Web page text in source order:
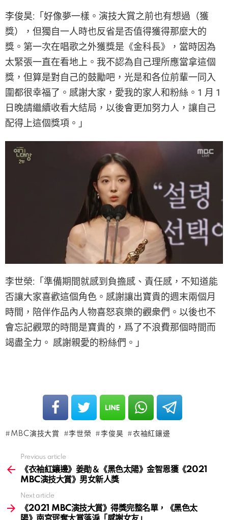
李俊昊:「好像夢一樣。演技大賞之前也有想過（獲
獎），但獨自一人時也反省是否值得獲得那麼大的
獎。第一次在唱歌之外獲獎是《金科長》，當時因為
太緊張一直在看地上。我不認為自己理所應當拿這個
獎，但算是對自己的鼓勵吧，光是和各位前輩一同入
圍都很幸福了。感謝大家，愛我的家人和粉絲。1 月 1
日晚請繼續收看大結局，以後會更加努力人，讓自己
配得上這個獎項。」
李世榮:「準備期間就感到負擔感、責任感，不知道能
否讓大家喜歡這個角色。感謝讓出寶貴的週末兩個月
時間，陪伴作品內人物喜怒哀樂的觀衆們。以後也不
會忘記觀眾的時間是寶貴的，爲了不浪費那個時間而
竭盡全力。 感謝親愛的粉絲們。」
MBC演技大賞 李世榮 李俊昊 衣袖紅鑲邊
more
Previous article
《衣袖紅鑲邊》姜勛＆《黑色太陽》金智恩獲《2021
MBC演技大賞》男女新人獎
Next article
《2021 MBC演技大賞》得獎完整名單，《黑色太